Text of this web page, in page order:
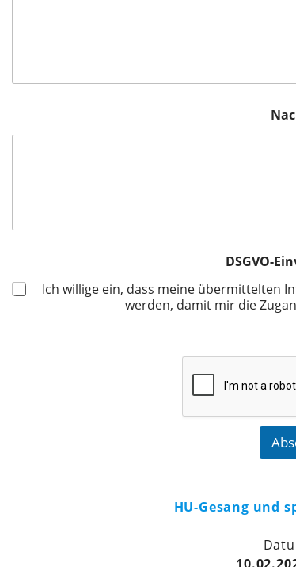
DSGVO-
Ich willige ein, dass meine übermittelten
werden, damit mir die
HU-Gesang und